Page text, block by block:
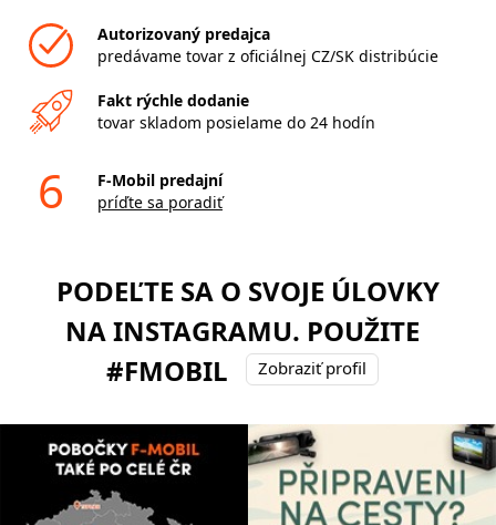
Autorizovaný predajca
predávame tovar z oficiálnej CZ/SK distribúcie
Fakt rýchle dodanie
tovar skladom posielame do 24 hodín
6
F-Mobil predajní
príďte sa poradiť
PODEĽTE SA O SVOJE ÚLOVKY
NA INSTAGRAMU. POUŽITE
#FMOBIL
Zobraziť profil